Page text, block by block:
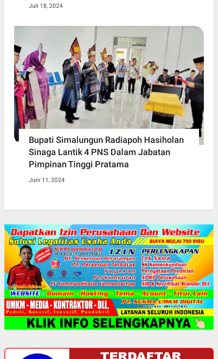
Juli 18, 2024
Bupati Simalungun Radiapoh Hasiholan
Sinaga Lantik 4 PNS Dalam Jabatan
Pimpinan Tinggi Pratama
Juni 11, 2024